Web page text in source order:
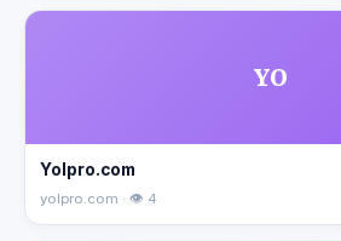
YO
Yolpro.com
yolpro.com · 👁 4